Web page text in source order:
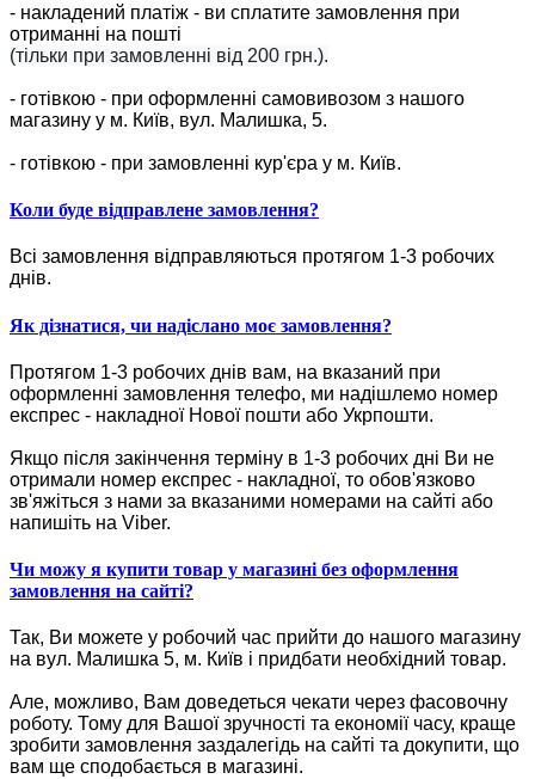
- накладений платіж - ви сплатите замовлення при
отриманні на пошті
(тільки при замовленні від 200 грн.).
- готівкою - при оформленні самовивозом з нашого
магазину у м. Київ, вул. Малишка, 5.
- готівкою - при замовленні кур'єра у м. Київ.
Коли буде відправлене замовлення?
Всі замовлення відправляються протягом 1-3 робочих
днів.
Як дізнатися, чи надіслано моє замовлення?
Протягом 1-3 робочих днів вам, на вказаний при
оформленні замовлення телефо, ми надішлемо номер
експрес - накладної Нової пошти або Укрпошти.
Якщо після закінчення терміну в 1-3 робочих дні Ви не
отримали номер експрес - накладної, то обов'язково
зв'яжіться з нами за вказаними номерами на сайті або
напишіть на Viber.
Чи можу я купити товар у магазині без оформлення
замовлення на сайті?
Так, Ви можете у робочий час прийти до нашого магазину
на вул. Малишка 5, м. Київ і придбати необхідний товар.
Але, можливо, Вам доведеться чекати через фасовочну
роботу. Тому для Вашої зручності та економії часу, краще
зробити замовлення заздалегідь на сайті та докупити, що
вам ще сподобається в магазині.